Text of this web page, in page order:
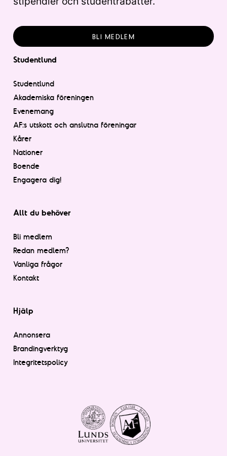
BLI MEDLEM
Studentlund
Studentlund
Akademiska föreningen
Evenemang
AF:s utskott och anslutna föreningar
Kårer
Nationer
Boende
Engagera dig!
Allt du behöver
Bli medlem
Redan medlem?
Vanliga frågor
Kontakt
Hjälp
Annonsera
Brandingverktyg
Integritetspolicy